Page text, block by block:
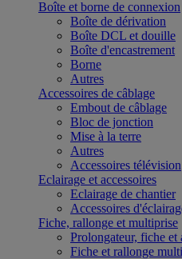
Boîte et borne de connexion
Boîte de dérivation
Boîte DCL et douille
Boîte d'encastrement
Borne
Autres
Accessoires de câblage
Embout de câblage
Bloc de jonction
Mise à la terre
Autres
Accessoires télévision
Eclairage et accessoires
Eclairage de chantier
Accessoires
Fiche, rallonge et multiprise
Prolongateur, fiche et
Fiche et rallonge